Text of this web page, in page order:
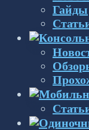
Гайды